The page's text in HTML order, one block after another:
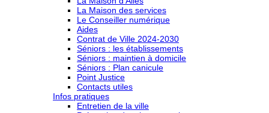
La Maison des services
Le Conseiller numérique
Aides
Contrat de Ville 2024-2030
Séniors : les établissements
Séniors : maintien à domicile
Séniors : Plan canicule
Point Justice
Contacts utiles
Infos pratiques
Entretien de la ville